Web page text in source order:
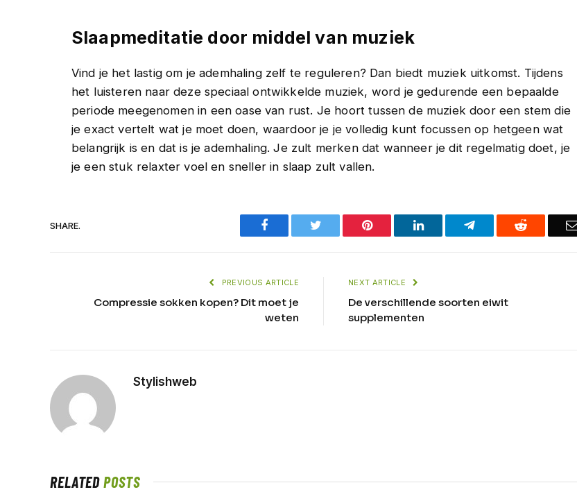
Slaapmeditatie door middel van muziek
Vind je het lastig om je ademhaling zelf te reguleren? Dan biedt muziek uitkomst. Tijdens
het luisteren naar deze speciaal ontwikkelde muziek, word je gedurende een bepaalde
periode meegenomen in een oase van rust. Je hoort tussen de muziek door een stem die
je exact vertelt wat je moet doen, waardoor je je volledig kunt focussen op hetgeen wat
belangrijk is en dat is je ademhaling. Je zult merken dat wanneer je dit regelmatig doet, je
je een stuk relaxter voel en sneller in slaap zult vallen.
SHARE. Facebook Twitter Pinterest LinkedIn Telegram Reddit
PREVIOUS ARTICLE
Compressie sokken kopen? Dit moet je
weten
NEXT ARTICLE
De verschillende soorten eiwit
supplementen
Stylishweb
RELATEDPOSTS